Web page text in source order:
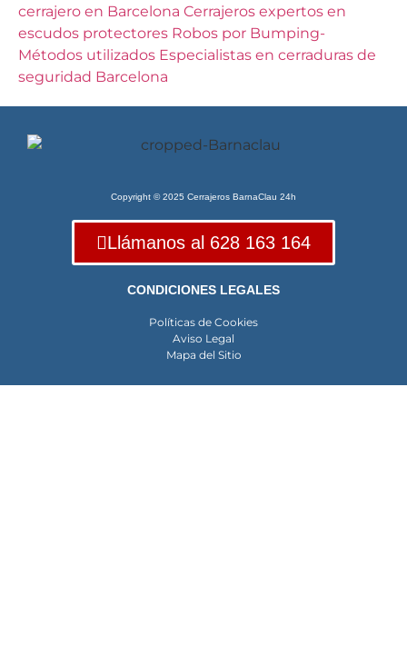
cerrajero en Barcelona Cerrajeros expertos en
escudos protectores Robos por Bumping-
Métodos utilizados Especialistas en cerraduras de
seguridad Barcelona
Copyright © 2025 Cerrajeros BarnaClau 24h
Llámanos al 628 163 164
CONDICIONES LEGALES
Políticas de Cookies
Aviso Legal
Mapa del Sitio